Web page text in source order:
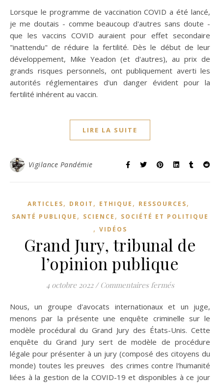
Lorsque le programme de vaccination COVID a été lancé,
je me doutais - comme beaucoup d'autres sans doute -
que les vaccins COVID auraient pour effet secondaire
"inattendu" de réduire la fertilité. Dès le début de leur
développement, Mike Yeadon (et d'autres), au prix de
grands risques personnels, ont publiquement averti les
autorités réglementaires d'un danger évident pour la
fertilité inhérent au vaccin.
LIRE LA SUITE
Vigilance Pandémie
ARTICLES, DROIT , ETHIQUE , RESSOURCES,
SANTÉ PUBLIQUE , SCIENCE , SOCIÉTÉ ET POLITIQUE
, VIDÉOS
Grand Jury, tribunal de
l’opinion publique
4 octobre 2022 / Commentaires ferméssur Grand
Nous, un groupe d'avocats internationaux et un juge,
menons par la présente une enquête criminelle sur le
modèle procédural du Grand Jury des États-Unis. Cette
enquête du Grand Jury sert de modèle de procédure
légale pour présenter à un jury (composé des citoyens du
monde) toutes les preuves des crimes contre l'humanité
liées à la gestion de la COVID-19 et disponibles à ce jour